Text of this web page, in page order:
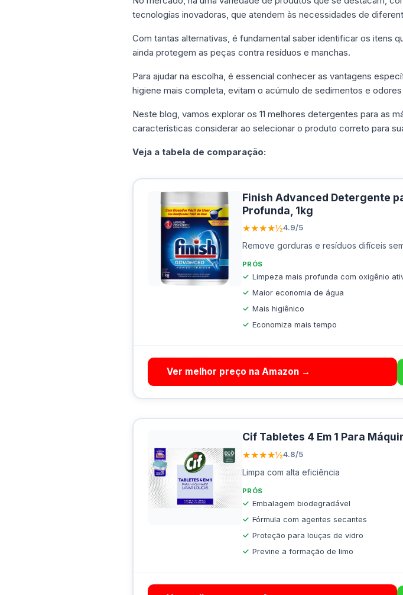
tecnologias inovadoras, que atendem às necessidades de
Com tantas alternativas, é fundamental saber identificar os itens
ainda protegem as peças contra resíduos e manchas.
Para ajudar na escolha, é essencial conhecer as vantagens
higiene mais completa, evitam o acúmulo de sedimentos e
Neste blog, vamos explorar os 11 melhores detergentes para as
características considerar ao selecionar o produto correto para
Veja a tabela de comparação:
Finish Advanced Detergente
Profunda, 1kg
★★★★½4.9/5
Remove gorduras e resíduos difíceis
PRÓS
Limpeza mais profunda com oxigênio
Maior economia de água
Mais higiênico
Economiza mais tempo
Ver melhor preço na Amazon →
Cif Tabletes 4 Em 1 Para
★★★★½4.8/5
Limpa com alta eficiência
PRÓS
Embalagem biodegradável
Fórmula com agentes secantes
Proteção para louças de vidro
Previne a formação de limo